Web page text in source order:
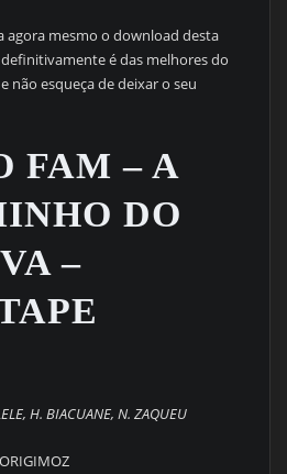
agora mesmo o download desta
é das melhores do
não esqueça de deixar o seu
FAM – A
DO
–
H. BIACUANE, N. ZAQUEU